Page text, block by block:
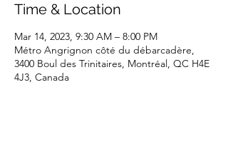
Time & Location
Mar 14, 2023, 9:30 AM – 8:00 PM
Métro Angrignon côté du débarcadère,
3400 Boul des Trinitaires, Montréal, QC H4E
4J3, Canada